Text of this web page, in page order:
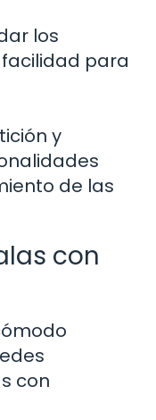
los
para
y
de las
con
con